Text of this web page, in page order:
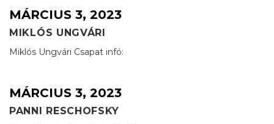
MÁRCIUS 3, 2023
MIKLÓS UNGVÁRI
Miklós Ungvári Csapat infó:
MÁRCIUS 3, 2023
PANNI RESCHOFSKY